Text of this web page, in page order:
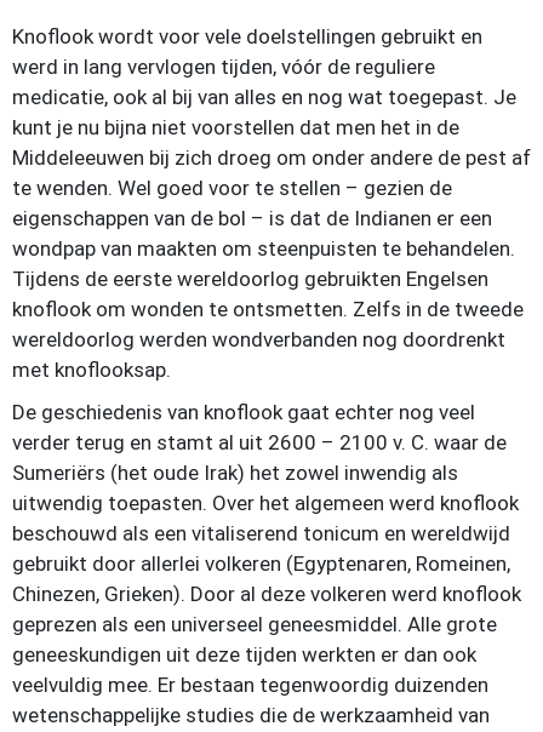
Knoflook wordt voor vele doelstellingen gebruikt en
werd in lang vervlogen tijden, vóór de reguliere
medicatie, ook al bij van alles en nog wat toegepast. Je
kunt je nu bijna niet voorstellen dat men het in de
Middeleeuwen bij zich droeg om onder andere de pest af
te wenden. Wel goed voor te stellen – gezien de
eigenschappen van de bol – is dat de Indianen er een
wondpap van maakten om steenpuisten te behandelen.
Tijdens de eerste wereldoorlog gebruikten Engelsen
knoflook om wonden te ontsmetten. Zelfs in de tweede
wereldoorlog werden wondverbanden nog doordrenkt
met knoflooksap.
De geschiedenis van knoflook gaat echter nog veel
verder terug en stamt al uit 2600 – 2100 v. C. waar de
Sumeriërs (het oude Irak) het zowel inwendig als
uitwendig toepasten. Over het algemeen werd knoflook
beschouwd als een vitaliserend tonicum en wereldwijd
gebruikt door allerlei volkeren (Egyptenaren, Romeinen,
Chinezen, Grieken). Door al deze volkeren werd knoflook
geprezen als een universeel geneesmiddel. Alle grote
geneeskundigen uit deze tijden werkten er dan ook
veelvuldig mee. Er bestaan tegenwoordig duizenden
wetenschappelijke studies die de werkzaamheid van